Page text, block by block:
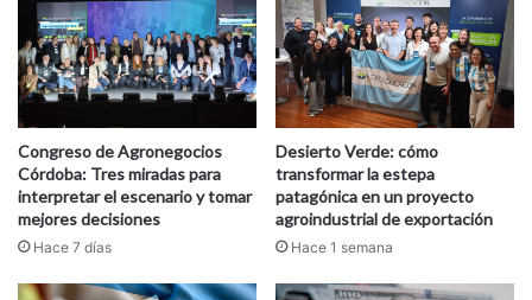
Congreso de Agronegocios
Córdoba: Tres miradas para
interpretar el escenario y tomar
mejores decisiones
Hace 7 días
Desierto Verde: cómo
transformar la estepa
patagónica en un proyecto
agroindustrial de exportación
Hace 1 semana